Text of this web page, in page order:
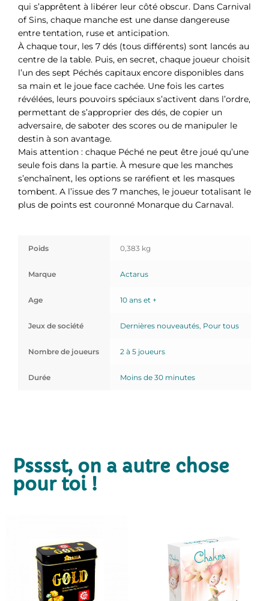
qui s’apprêtent à libérer leur côté obscur. Dans Carnival
of Sins, chaque manche est une danse dangereuse
entre tentation, ruse et anticipation.
À chaque tour, les 7 dés (tous différents) sont lancés au
centre de la table. Puis, en secret, chaque joueur choisit
l’un des sept Péchés capitaux encore disponibles dans
sa main et le joue face cachée. Une fois les cartes
révélées, leurs pouvoirs spéciaux s’activent dans l’ordre,
permettant de s’approprier des dés, de copier un
adversaire, de saboter des scores ou de manipuler le
destin à son avantage.
Mais attention : chaque Péché ne peut être joué qu’une
seule fois dans la partie. À mesure que les manches
s’enchaînent, les options se raréfient et les masques
tombent. A l’issue des 7 manches, le joueur totalisant le
plus de points est couronné Monarque du Carnaval.
Poids 0,383 kg
Marque Actarus
Age 10 ans et +
Jeux de société Dernières nouveautés, Pour tous
Nombre de joueurs 2 à 5 joueurs
Durée Moins de 30 minutes
Psssst, on a autre chose
pour toi !